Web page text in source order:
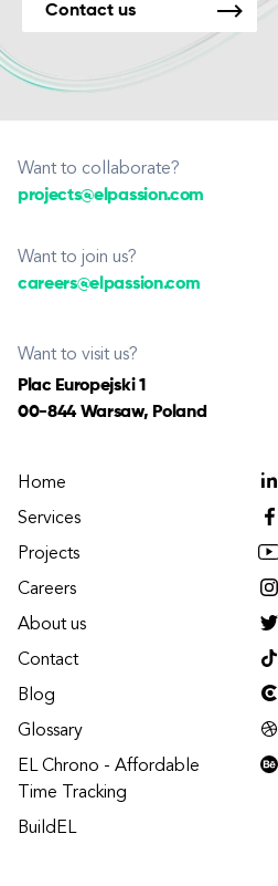
Contact us
Want to collaborate?
projects@elpassion.com
Want to join us?
careers@elpassion.com
Want to visit us?
Plac Europejski 1
00-844 Warsaw, Poland
Home
Services
Projects
Careers
About us
Contact
Blog
Glossary
EL Chrono - Affordable
Time Tracking
BuildEL